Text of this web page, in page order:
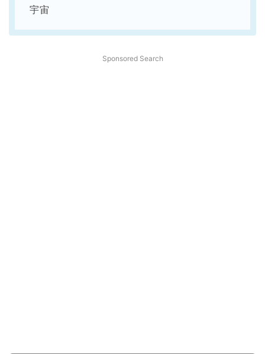
宇宙
Sponsored Search